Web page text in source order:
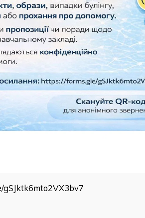
gSJktk6mto2VX3bv7